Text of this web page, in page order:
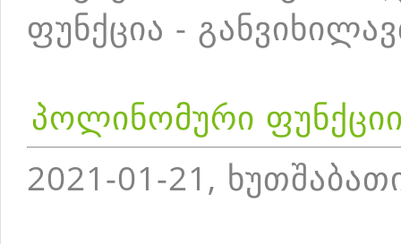
ფუნქცია -
პოლინომური
2021-01-21,